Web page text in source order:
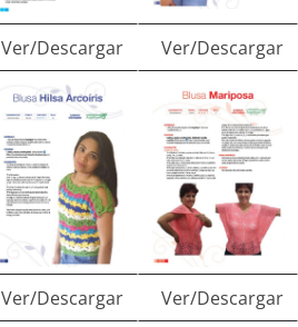
Ver/Descargar Ver/Descargar
Ver/Descargar Ver/Descargar